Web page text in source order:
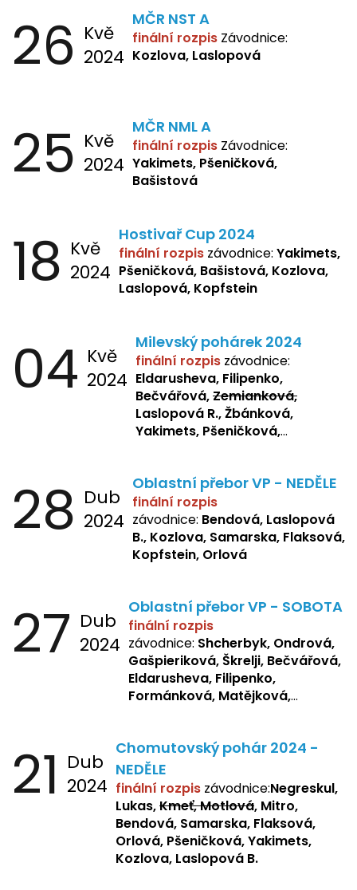
26 Kvě
2024
MČR NST A
finální rozpis Závodnice:
Kozlova, Laslopová
25 Kvě
2024
MČR NML A
finální rozpis Závodnice:
Yakimets, Pšeničková,
Bašistová
18 Kvě
2024
Hostivař Cup 2024
finální rozpis závodnice: Yakimets,
Pšeničková, Bašistová, Kozlova,
Laslopová, Kopfstein
04 Kvě
2024
Milevský pohárek 2024
finální rozpis závodnice:
Eldarusheva, Filipenko,
Bečvářová,Zemianková,
Laslopová R., Žbánková,
Yakimets, Pšeničková,
28 Dub
2024
Oblastní přebor VP - NEDĚLE
finální rozpis
závodnice: Bendová, Laslopová
B., Kozlova, Samarska, Flaksová,
Kopfstein, Orlová
27 Dub
2024
Oblastní přebor VP - SOBOTA
finální rozpis
závodnice: Shcherbyk, Ondrová,
Gašpieriková, Škrelji, Bečvářová,
Eldarusheva, Filipenko,
Formánková, Matějková,
Sochorová, Repetska, Lukas,
Negreskul, Mitro
21 Dub
2024
Chomutovský pohár 2024 -
NEDĚLE
finální rozpis závodnice:Negreskul,
Lukas,Kmeť, Motlová, Mitro,
Bendová, Samarska, Flaksová,
Orlová, Pšeničková, Yakimets,
Kozlova, Laslopová B.